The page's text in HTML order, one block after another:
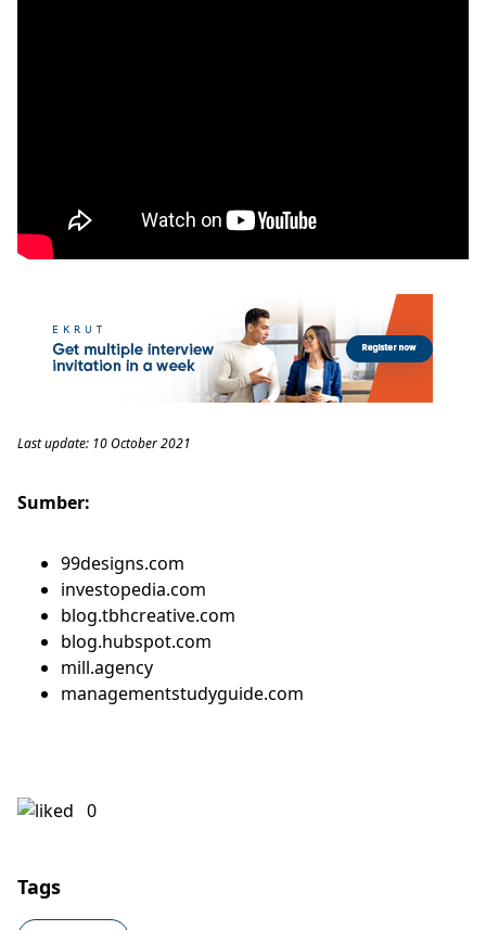
Last update: 10 October 2021
Sumber:
99designs.com
investopedia.com
blog.tbhcreative.com
blog.hubspot.com
mill.agency
managementstudyguide.com
0
Tags